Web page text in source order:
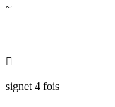
~

signet 4 fois